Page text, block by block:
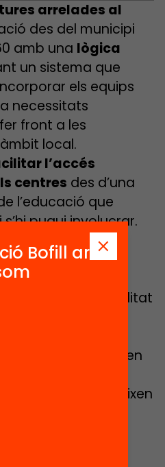
arrelades al
des del municipi
amb una lògica
un sistema que
els equips
necessitats
front a les
local.
l’accés
centres des d’una
l’educació que
pugui involucrar.
els programes
cohesionar les
dels joves a la realitat
feina que
que tenen
amb la resta de
també els ofereixen
Bofill ara